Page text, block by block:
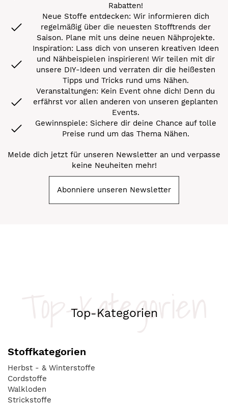
Rabatten!
Neue Stoffe entdecken: Wir informieren dich
regelmäßig über die neuesten Stofftrends der
Saison. Plane mit uns deine neuen Nähprojekte.
Inspiration: Lass dich von unseren kreativen Ideen
und Nähbeispielen inspirieren! Wir teilen mit dir
unsere DIY-Ideen und verraten dir die heißesten
Tipps und Tricks rund ums Nähen.
Veranstaltungen: Kein Event ohne dich! Denn du
erfährst vor allen anderen von unseren geplanten
Events.
Gewinnspiele: Sichere dir deine Chance auf tolle
Preise rund um das Thema Nähen.
Melde dich jetzt für unseren Newsletter an und verpasse
keine Neuheiten mehr!
Abonniere unseren Newsletter
Top-Kategorien
Top-Kategorien
Stoffkategorien
Herbst - & Winterstoffe
Cordstoffe
Walkloden
Strickstoffe